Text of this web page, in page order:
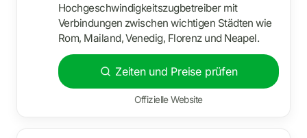
Hochgeschwindigkeitszugbetreiber mit
Verbindungen zwischen wichtigen Städten wie
Rom, Mailand, Venedig, Florenz und Neapel.
Zeiten und Preise prüfen
Offizielle Website